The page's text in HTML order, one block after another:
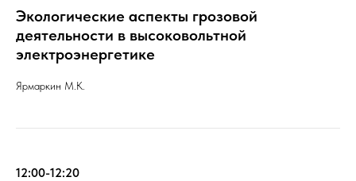
Экологические аспекты грозовой
деятельности в высоковольтной
электроэнергетике
Ярмаркин М.К.
12:00-12:20